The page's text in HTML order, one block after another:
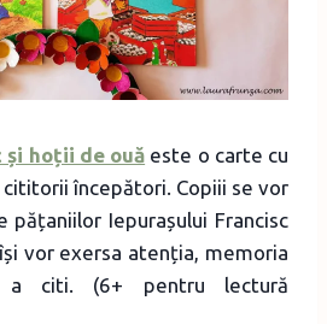
și hoții de ouă este o carte cu
începători. Copiii se vor
pățaniilor Iepurașului Francisc
vor exersa atenția, memoria
citi. (6+ pentru lectură